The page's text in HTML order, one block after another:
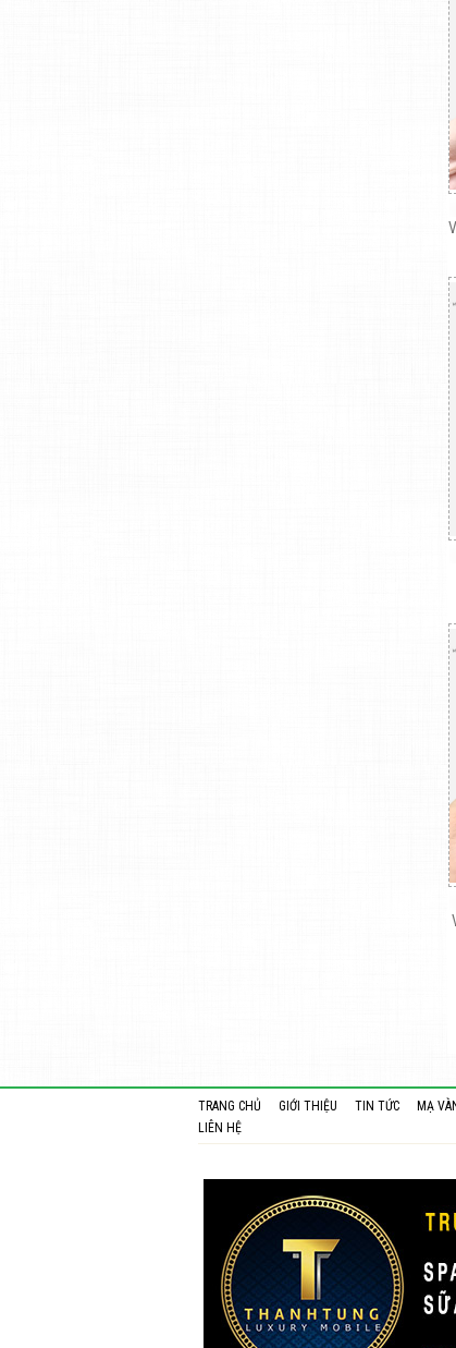
TRANG CHỦ GIỚI THIỆU TIN TỨC MẠ
LIÊN HỆ